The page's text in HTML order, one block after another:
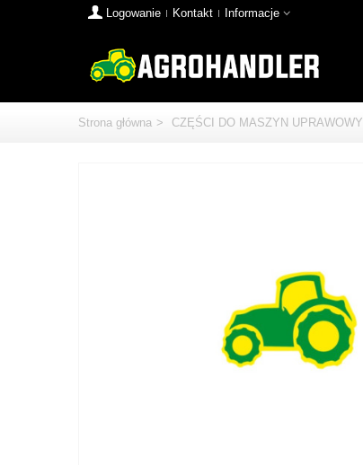
Logowanie Kontakt Informacje
Strona główna > CZĘŚCI DO MASZYN